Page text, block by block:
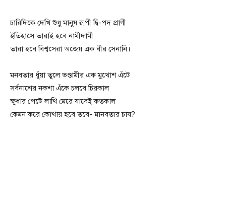
চারিদিকে দেখি শুধু মানুষ রূপী দ্বি-পদ প্রাণী
ইতিহাসে তারাই হবে নামীদামী
তারা হবে বিশ্বসেরা অজেয় এক বীর সেনানি।
মনবতার ধুঁয়া তুলে ভণ্ডামীর এক মুখোশ এঁটে
সর্বনাশের নকশা এঁকে চলবে চিরকাল
ক্ষুধার পেটে লাথি মেরে যাবেই কতকাল
কেমন করে কোথায় হবে তবে- মানবতার চাষ?